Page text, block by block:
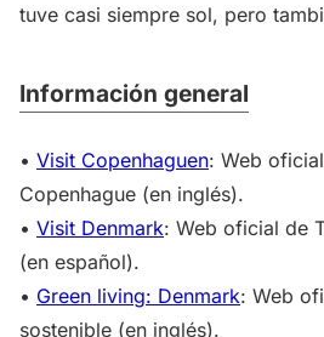
tuve casi siempre sol, pero
Información general
• Visit Copenhaguen: Web
Copenhague (en inglés).
• Visit Denmark: Web oficial de
(en español).
• Green living: Denmark: Web
sostenible (en inglés).